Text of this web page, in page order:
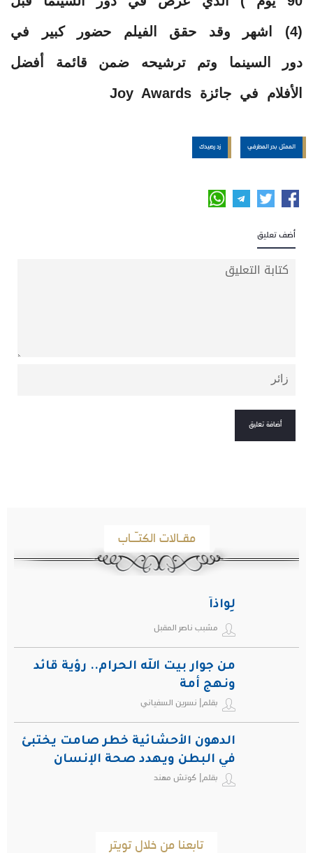
(4) اشهر وقد حقق الفيلم حضور كبير في
دور السينما وتم ترشيحه ضمن قائمة أفضل
الأفلام في جائزة Joy Awards
الممثل بدر المطرفي زد رصيدك
أضف تعليق
مقـالات الكتـّـاب
لِواذاً
مشبب ناصر المقبل
من جوار بيت الله الحرام.. رؤية قائد
ونهج أمة
بقلم| نسرين السفياني
الدهون الأحشائية خطر صامت يختبئ
في البطن ويهدد صحة الإنسان
بقلم| كوتش مهند
تابعنا من خلال تويتر